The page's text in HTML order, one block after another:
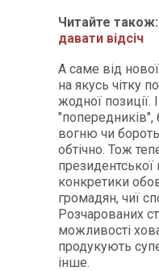
Читайте також:
давати відсіч
А саме від
на якусь чітку
жодної позиції.
"попередників",
вогню чи
обтічно. Тож
президентської
конкретики
громадян, чиї
Розчарованих
можливості
продукують
інше.